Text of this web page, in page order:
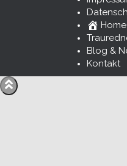
Home
Blog &
Kontakt